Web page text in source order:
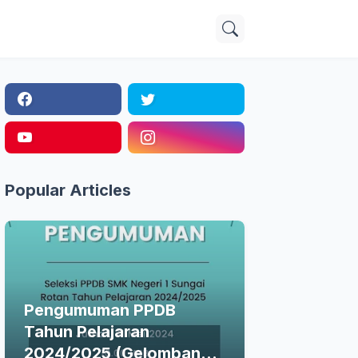
Popular Articles
Pengumuman PPDB
Tahun Pelajaran
2024/2025 (Gelombang